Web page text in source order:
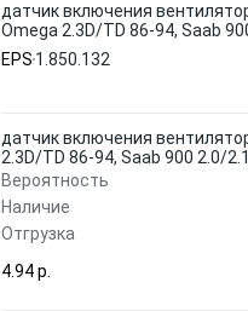
датчик включения
Omega 2.3D/TD 86-94, Saab
89-93 1.850.132 EPS
EPS 1.850.132
датчик включения
2.3D/TD 86-94, Saab 900 2.0/
Вероятность
Наличие
Отгрузка
4.94 p.